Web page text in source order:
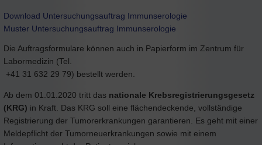
Download Untersuchungsauftrag Immunserologie
Muster Untersuchungsauftrag Immunserologie
Die Auftragsformulare können auch in Papierform im Zentrum für
Labormedizin (Tel.
+41 31 632 29 79) bestellt werden.
Ab dem 01.01.2020 tritt das nationale Krebsregistrierungsgesetz
(KRG) in Kraft. Das KRG soll eine flächendeckende, vollständige
Registrierung der Tumorerkrankungen garantieren. Es geht mit einer
Meldepflicht der Tumorneuerkrankungen sowie mit einem